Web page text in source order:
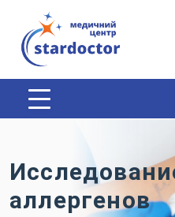
Главная
аллергенов